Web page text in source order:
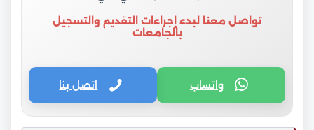
تواصل معنا لبدء إجراءات التقديم والتسجيل
بالجامعات
واتساب اتصل بنا